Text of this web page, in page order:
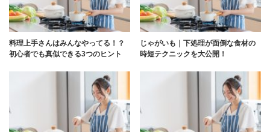
料理上手さんはみんなやってる！？
初心者でも真似できる3つのヒント
じゃがいも｜下処理が面倒な食材の
時短テクニックを大公開！